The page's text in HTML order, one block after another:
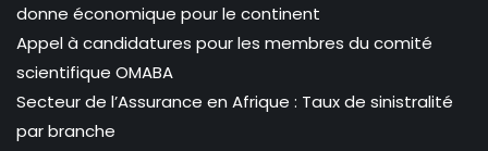
donne économique pour le continent
Appel à candidatures pour les membres du comité
scientifique OMABA
Secteur de l’Assurance en Afrique : Taux de sinistralité
par branche